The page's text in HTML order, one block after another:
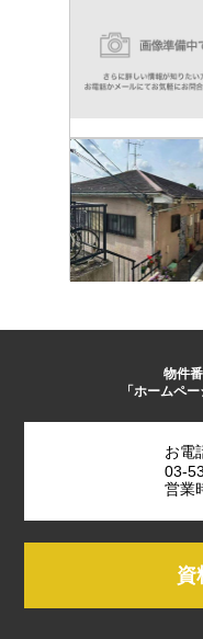
物件
「ホームペ
お電
03-
営業
資